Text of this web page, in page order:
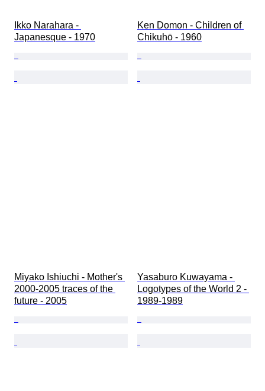
Ikko Narahara -
Japanesque - 1970
Ken Domon - Children of
Chikuhō - 1960
Miyako Ishiuchi - Mother's
2000-2005 traces of the
future - 2005
Yasaburo Kuwayama -
Logotypes of the World 2 -
1989-1989